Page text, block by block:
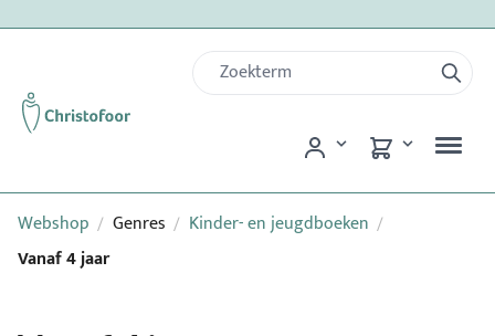
Webshop / Genres / Kinder- en jeugdboeken /
Vanaf 4 jaar